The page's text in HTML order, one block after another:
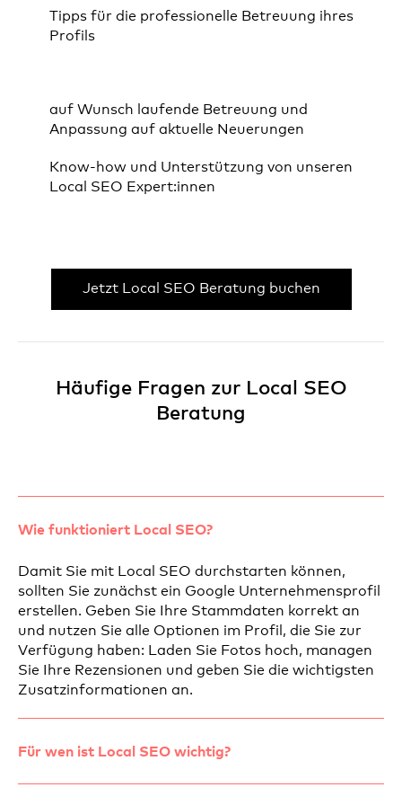
Tipps für die professionelle Betreuung ihres
Profils
auf Wunsch laufende Betreuung und
Anpassung auf aktuelle Neuerungen
Know-how und Unterstützung von unseren
Local SEO Expert:innen
Jetzt Local SEO Beratung buchen
Häufige Fragen zur Local SEO
Beratung
Wie funktioniert Local SEO?
Damit Sie mit Local SEO durchstarten können,
sollten Sie zunächst ein Google Unternehmensprofil
erstellen. Geben Sie Ihre Stammdaten korrekt an
und nutzen Sie alle Optionen im Profil, die Sie zur
Verfügung haben: Laden Sie Fotos hoch, managen
Sie Ihre Rezensionen und geben Sie die wichtigsten
Zusatzinformationen an.
Für wen ist Local SEO wichtig?